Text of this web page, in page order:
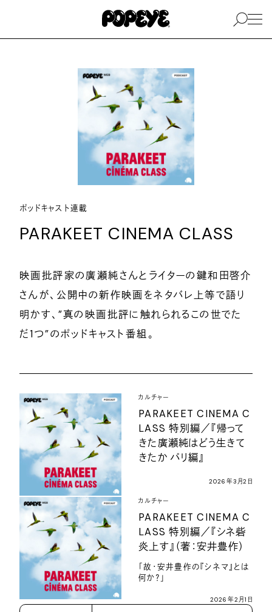
ポッドキャスト連載
PARAKEET CINEMA CLASS
映画批評家の廣瀬純さんとライターの鍵和田啓介
さんが、公開中の新作映画をネタバレ上等で語り
明かす、”真の映画批評に触れられるこの世でた
だ1つ”のポッドキャスト番組。
カルチャー
PARAKEET CINEMA C
LASS 特別編／『帰って
きた廣瀬純はどう生きて
きたか パリ編』
2026年3月2日
カルチャー
PARAKEET CINEMA C
LASS 特別編／『シネ砦
炎上す』（著：安井豊作）
「故・安井豊作の『シネマ』とは
何か？」
2026年2月1日